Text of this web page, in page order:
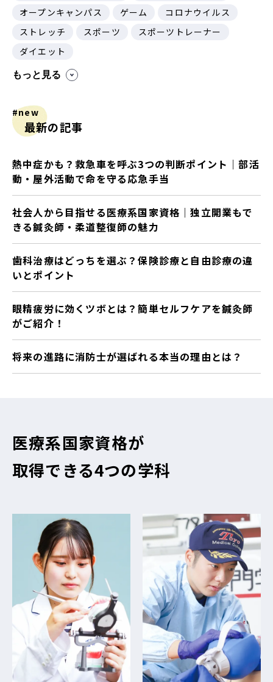
オープンキャンパス
ゲーム
コロナウイルス
ストレッチ
スポーツ
スポーツトレーナー
ダイエット
もっと見る
#new
最新の記事
熱中症かも？救急車を呼ぶ3つの判断ポイント｜部活
動・屋外活動で命を守る応急手当
社会人から目指せる医療系国家資格｜独立開業もで
きる鍼灸師・柔道整復師の魅力
歯科治療はどっちを選ぶ？保険診療と自由診療の違
いとポイント
眼精疲労に効くツボとは？簡単セルフケアを鍼灸師
がご紹介！
将来の進路に消防士が選ばれる本当の理由とは？
医療系国家資格が
取得できる4つの学科